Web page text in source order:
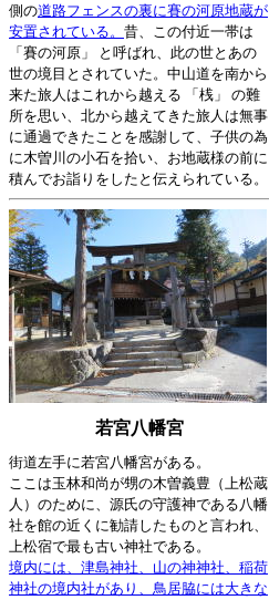
側の道路フェンスの裏に賽の河原地蔵が
安置されている。 昔、この付近一帯は
「賽の河原」 と呼ばれ、此の世とあの
世の境目とされていた。中山道を南から
来た旅人はこれから越える 「桟」 の難
所を思い、北から越えてきた旅人は無事
に通過できたことを感謝して、子供の為
に木曽川の小石を拾い、お地蔵様の前に
積んでお詣りをしたと伝えられている。
若宮八幡宮
街道左手に若宮八幡宮がある。
ここは玉林和尚が甥の木曽義豊（上松蔵
人）のために、源氏の守護神である八幡
社を館の近くに勧請したものと言われ、
上松宿で最も古い神社である。
境内には、津島神社、山の神神社、稲荷
神社の境内社があり、鳥居脇には大きな